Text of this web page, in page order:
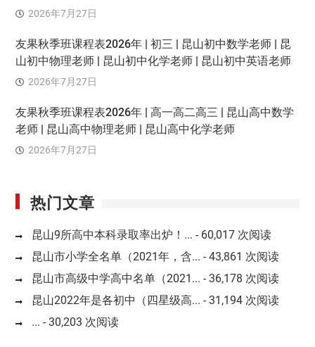
2026年7月27日
友果秋季班课程表2026年 | 初三 | 昆山初中数学老师 | 昆
山初中物理老师 | 昆山初中化学老师 | 昆山初中英语老师
2026年7月27日
友果秋季班课程表2026年 | 高一高二高三 | 昆山高中数学
老师 | 昆山高中物理老师 | 昆山高中化学老师
2026年7月27日
热门文章
昆山9所高中本科录取率出炉！... - 60,017 次阅读
昆山市小学全名单（2021年，含... - 43,861 次阅读
昆山市高级中学高中名单（2021... - 36,178 次阅读
昆山2022年是各初中（四星级高... - 31,194 次阅读
... - 30,203 次阅读